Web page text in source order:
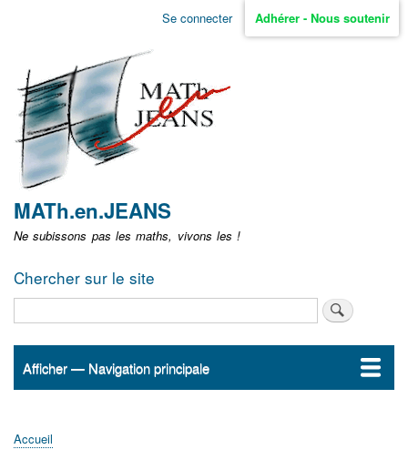
Aller
non
identifié
Se connecter Adhérer - Nous soutenir
MATh.en.JEANS
Ne subissons pas les maths, vivons les !
Chercher sur le site
Navigation
Afficher — Navigation principale
Accueil
ActualitésMATh.en.JEANS ?
Régions et Ateliers
Créer, gérer un atelier
Sujets/Publications
Congrès
Accueil